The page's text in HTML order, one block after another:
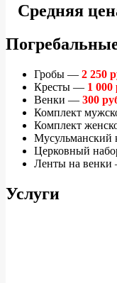
Средняя
Гробы — 2 250
Кресты — 1 000
Венки — 300
Комплект
Комплект
Мусульманский
Церковный
Ленты на
Услуги